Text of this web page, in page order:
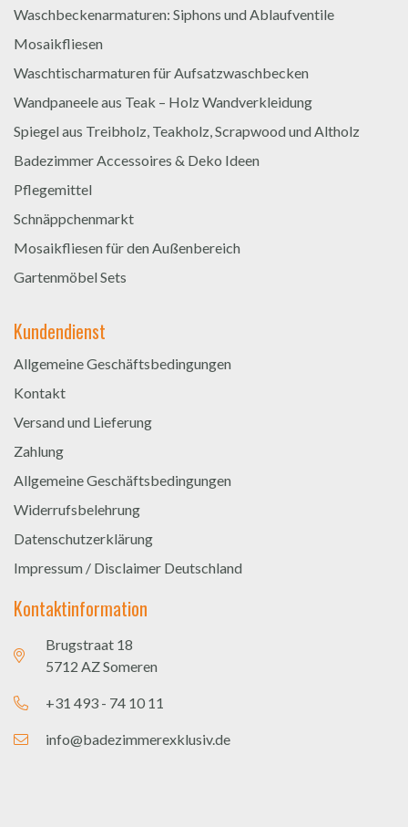
Waschbeckenarmaturen: Siphons und Ablaufventile
Mosaikfliesen
Waschtischarmaturen für Aufsatzwaschbecken
Wandpaneele aus Teak – Holz Wandverkleidung
Spiegel aus Treibholz, Teakholz, Scrapwood und Altholz
Badezimmer Accessoires & Deko Ideen
Pflegemittel
Schnäppchenmarkt
Mosaikfliesen für den Außenbereich
Gartenmöbel Sets
Kundendienst
Allgemeine Geschäftsbedingungen
Kontakt
Versand und Lieferung
Zahlung
Allgemeine Geschäftsbedingungen
Widerrufsbelehrung
Datenschutzerklärung
Impressum / Disclaimer Deutschland
Kontaktinformation
Brugstraat 18
5712 AZ Someren
+31 493 - 74 10 11
info@badezimmerexklusiv.de